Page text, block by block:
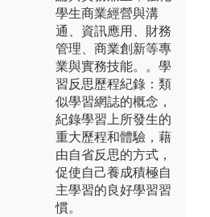
學生商業經營與溝
通、資訊應用、財務
管理、商業創新等專
業與實務技能。。學
習反思歷程紀錄：類
似學習網誌的概念，
紀錄學習上所發生的
重大歷程和體驗，藉
由自省反思的方式，
促使自己養成積極自
主學習的良好學習習
慣。